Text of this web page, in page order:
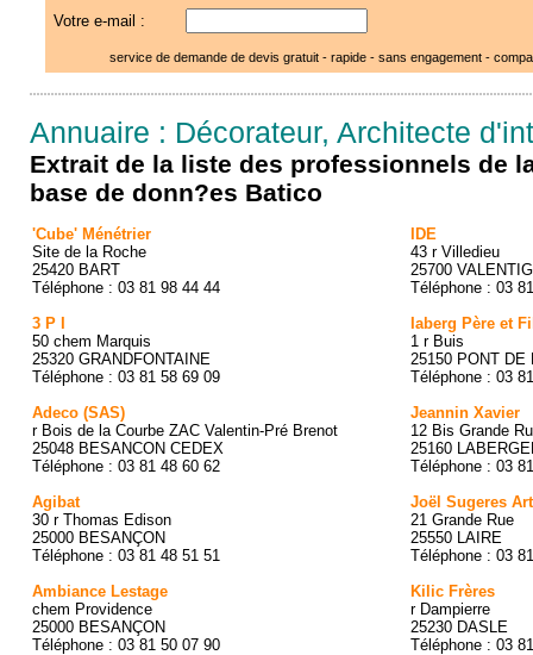
Votre e-mail :
service de demande de devis gratuit - rapide - sans engagement -
Annuaire : Décorateur, Architecte
Extrait de la liste des professionnels de
base de donn?es Batico
'Cube' Ménétrier
Site de la Roche
25420 BART
Téléphone : 03 81 98 44 44
3 P I
50 chem Marquis
25320 GRANDFONTAINE
Téléphone : 03 81 58 69 09
Adeco (SAS)
r Bois de la Courbe ZAC Valentin-Pré Brenot
25048 BESANCON CEDEX
Téléphone : 03 81 48 60 62
Agibat
30 r Thomas Edison
25000 BESANÇON
Téléphone : 03 81 48 51 51
Ambiance Lestage
chem Providence
25000 BESANÇON
Téléphone : 03 81 50 07 90
IDE
43 r Villedieu
25700
Téléphone : 03
Iaberg Père et
1 r Buis
25150 PONT DE
Téléphone : 03
Jeannin Xavier
12 Bis Grande
25160
Téléphone : 03
Joël Sugeres
21 Grande Rue
25550 LAIRE
Téléphone : 03
Kilic Frères
r Dampierre
25230 DASLE
Téléphone : 03